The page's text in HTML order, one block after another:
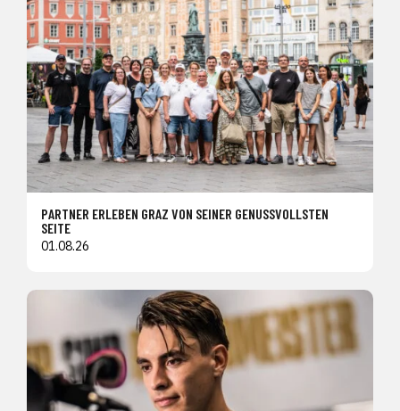
PARTNER ERLEBEN GRAZ VON SEINER GENUSSVOLLSTEN
SEITE
01.08.26